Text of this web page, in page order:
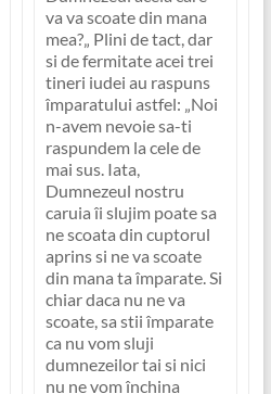
va va scoate din mana
mea?„ Plini de tact, dar
si de fermitate acei trei
tineri iudei au raspuns
împaratului astfel: „Noi
n-avem nevoie sa-ti
raspundem la cele de
mai sus. Iata,
Dumnezeul nostru
caruia îi slujim poate sa
ne scoata din cuptorul
aprins si ne va scoate
din mana ta împarate. Si
chiar daca nu ne va
scoate, sa stii împarate
ca nu vom sluji
dumnezeilor tai si nici
nu ne vom închina